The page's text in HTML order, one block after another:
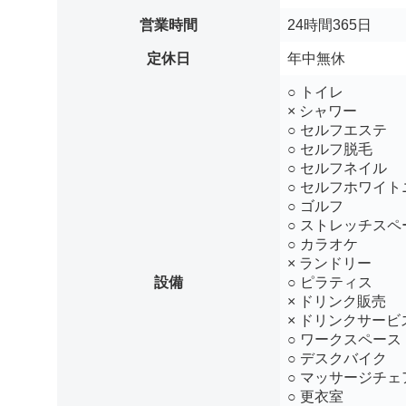
営業時間 24時間365日
定休日 年中無休
設備
○ トイレ
× シャワー
○ セルフエステ
○ セルフ脱毛
○ セルフネイル
○ セルフホワイト
○ ゴルフ
○ ストレッチスペ
○ カラオケ
× ランドリー
○ ピラティス
× ドリンク販売
× ドリンクサービ
○ ワークスペース
○ デスクバイク
○ マッサージチェ
○ 更衣室